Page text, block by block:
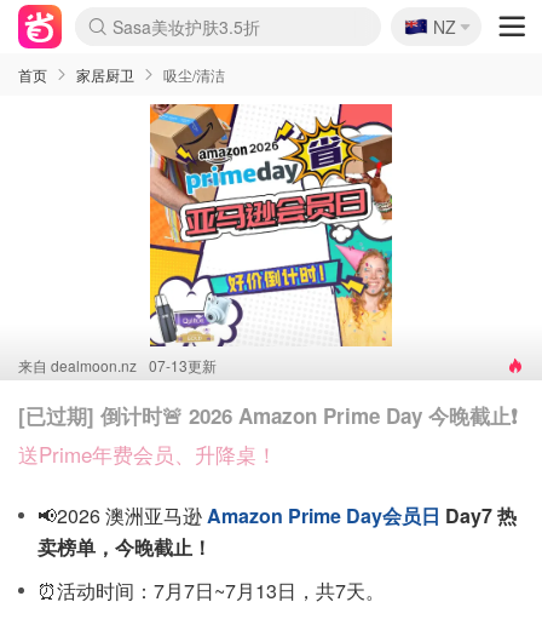
lululemon折扣上新
Sasa美妆护肤3.5折
SSENSE年中2.5折
FreshBeauty好价汇总
Cettire降价+叠9折
WWS Coles超市实拍
viagogo二手票捡漏
Myer超级周末
The Outnet奢牌1折起
David Jones 3折起
Flannels大牌1折
Perfumes Club护肤1折
AMIRO面罩$251
Amazon折扣汇总
eToro入金$200送$50
Amazon数码好物
ICONIC本周7.5折
ThedoubleF高奢地板价
Moose Knuckles 6折
丝芙兰5折起
EUFY摄像头$98
Selenichast首饰2折
Trip机票酒店促销
YSL送5件彩妆礼
Amazon家居好物
Amazon美妆护肤
雅漾大喷$8
过敏原检测盒$33
伊索独家赠50ml沐浴露
科颜氏高保湿面霜$29
SEALIFE海洋馆门票6折
丝塔芙大白罐$16
订阅Newsletter送香薰
Cult Beauty 6.8折
Harrods圣诞日历$525
LN-CC奢牌私促3折
d'Alba空姐喷雾$16
EVE LOM套装£56
Bernardelli独家4折
Adore Beauty 6折起
CT圣诞日历
Mytheresa奢品2.7折
Luxury Escapes 9折
Currentbody美容仪$881
MOON Garden Live
Roborock扫地机$649
Tingo Life水杯$24
Valentino官网5折
CR洗护套装$23
修丽可4件套$159
Myer彩妆2件7折
GANNI官网4.5折
Stylevana韩妆4折
Tessabit高奢8.5折
OGX洗发水$11
Amazon阿德莱德次日达
卡诗8.5折+赠礼
Philips Hue灯具8折
🇳🇿
NZ
首页 家居厨卫 吸尘/清洁
来自 dealmoon.nz 07-13更新
[已过期] 倒计时🚨 2026 Amazon Prime Day 今晚截止❗
送Prime年费会员、升降桌！
📢2026 澳洲亚马逊Amazon Prime Day会员日 Day7 热
卖榜单，今晚截止！
⏰活动时间：7月7日~7月13日，共7天。